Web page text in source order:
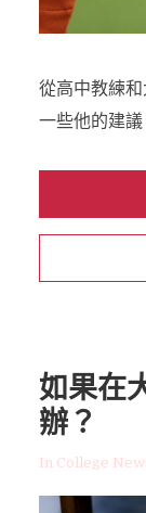
從高中教練
一些他的建議
如果在
辦？
In College